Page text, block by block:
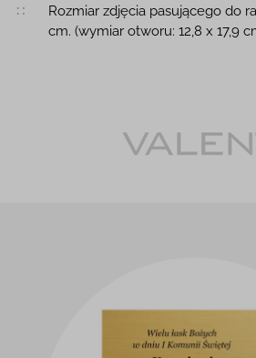
Rozmiar zdjęcia pasującego do
cm. (wymiar otworu: 12,8 x 17,9